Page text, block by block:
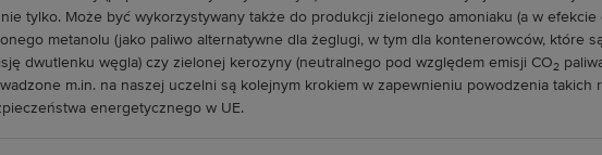
tylko. Może być wykorzystywany także do produkcji zielonego amoniaku (a w efekcie
metanolu (jako paliwo alternatywne dla żeglugi, w tym dla kontenerowców, które
dwutlenku węgla) czy zielonej kerozyny (neutralnego pod względem emisji CO 2
m.in. na naszej uczelni są kolejnym krokiem w zapewnieniu powodzenia takich
energetycznego w UE.